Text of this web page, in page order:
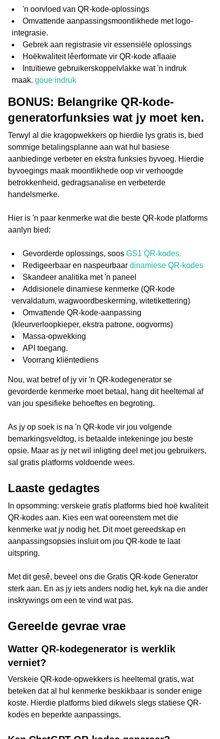
'n oorvloed van QR-kode-oplossings
Omvattende aanpassingsmoontlikhede met logo-
integrasie.
Gebrek aan registrasie vir essensiële oplossings
Hoëkwaliteit lêerformate vir QR-kode aflaaie
Intuïtiewe gebruikerskoppelvlakke wat 'n indruk
maak. goue indruk
BONUS: Belangrike QR-kode-
generatorfunksies wat jy moet ken.
Terwyl al die kragopwekkers op hierdie lys gratis is, bied
sommige betalingsplanne aan wat hul basiese
aanbiedinge verbeter en ekstra funksies byvoeg. Hierdie
byvoegings maak moontlikhede oop vir verhoogde
betrokkenheid, gedragsanalise en verbeterde
handelsmerke.
Hier is 'n paar kenmerke wat die beste QR-kode platforms
aanlyn bied:
Gevorderde oplossings, soos GS1 QR-kodes.
Redigeerbaar en naspeurbaar dinamiese QR-kodes
Skandeer analitika met 'n paneel
Addisionele dinamiese kenmerke (QR-kode
vervaldatum, wagwoordbeskerming, witetikettering)
Omvattende QR-kode-aanpassing
(kleurverloopkieper, ekstra patrone, oogvorms)
Massa-opwekking
API toegang.
Voorrang kliëntediens
Nou, wat betref of jy vir 'n QR-kodegenerator se
gevorderde kenmerke moet betaal, hang dit heeltemal af
van jou spesifieke behoeftes en begroting.
As jy op soek is na 'n QR-kode vir jou volgende
bemarkingsveldtog, is betaalde intekeninge jou beste
opsie. Maar as jy net wil inligting deel met jou gebruikers,
sal gratis platforms voldoende wees.
Laaste gedagtes
In opsomming: verskeie gratis platforms bied hoë kwaliteit
QR-kodes aan. Kies een wat ooreenstem met die
kenmerke wat jy nodig het. Dit moet gereedskap en
aanpassingsopsies insluit om jou QR-kode te laat
uitspring.
Met dit gesê, beveel ons die Gratis QR-kode Generator
sterk aan. En as jy iets anders nodig het, kyk na die ander
inskrywings om een te vind wat pas.
Gereelde gevrae vrae
Watter QR-kodegenerator is werklik
verniet?
Verskeie QR-kode-opwekkers is heeltemal gratis, wat
beteken dat al hul kenmerke beskikbaar is sonder enige
koste. Hierdie platforms bied dikwels slegs statiese QR-
kodes en beperkte aanpassings.